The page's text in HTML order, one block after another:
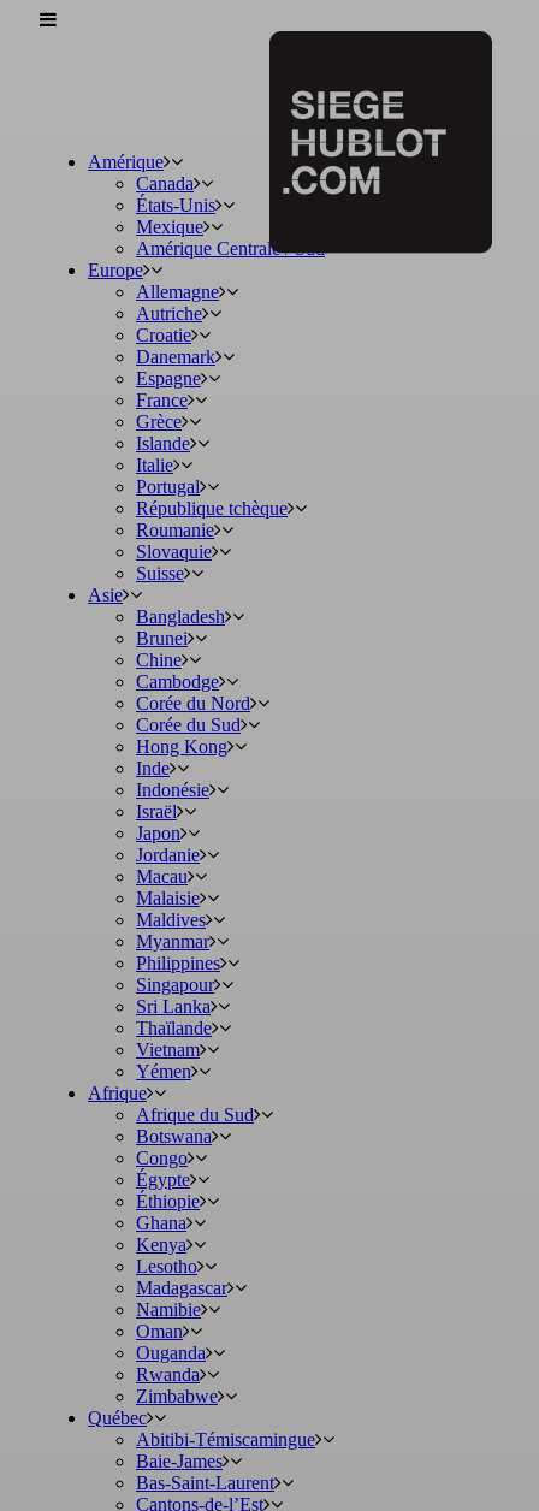
Amérique
Canada
États-Unis
Mexique
Amérique Centrale / Sud
Europe
Allemagne
Autriche
Croatie
Danemark
Espagne
France
Grèce
Islande
Italie
Portugal
République tchèque
Roumanie
Slovaquie
Suisse
Asie
Bangladesh
Brunei
Chine
Cambodge
Corée du Nord
Corée du Sud
Hong Kong
Inde
Indonésie
Israël
Japon
Jordanie
Macau
Malaisie
Maldives
Myanmar
Philippines
Singapour
Sri Lanka
Thaïlande
Vietnam
Yémen
Afrique
Afrique du Sud
Botswana
Congo
Égypte
Éthiopie
Ghana
Kenya
Lesotho
Madagascar
Namibie
Oman
Ouganda
Rwanda
Zimbabwe
Québec
Abitibi-Témiscamingue
Baie-James
Bas-Saint-Laurent
Cantons-de-l’Est